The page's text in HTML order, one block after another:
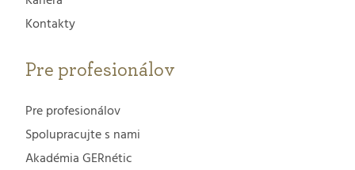
Kontakty
Pre profesionálov
Pre profesionálov
Spolupracujte s nami
Akadémia GERnétic